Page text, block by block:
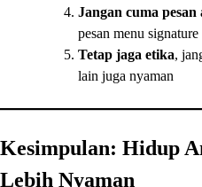
Jangan cuma
pesan menu signature
Tetap jaga etika,
lain juga nyaman
Kesimpulan: Hidup
Lebih Nyaman